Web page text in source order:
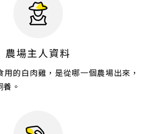
農場主人資料
的白肉雞，是從哪一個農場出來，
。